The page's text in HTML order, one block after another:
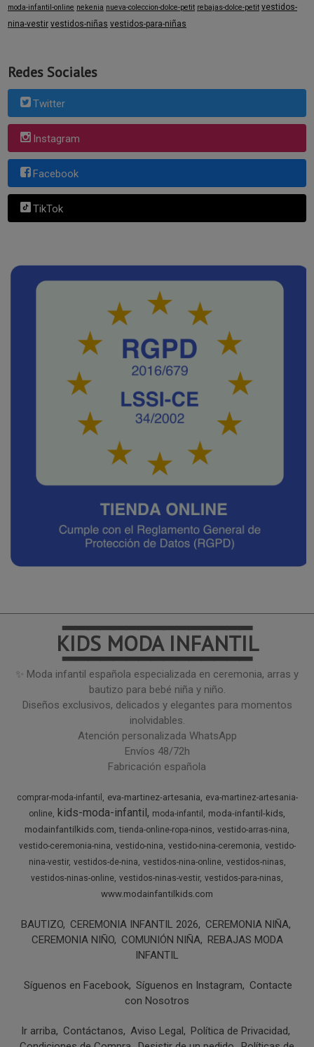
moda-infantil-online nekenia nueva-coleccion-dolce-petit rebajas-dolce-petit vestidos-
nina-vestir vestidos-niñas vestidos-para-niñas
Redes Sociales
Twitter
Instagram
Facebook
TikTok
━━━━━━━━━━━━━━━
KIDS MODA INFANTIL
━━━━━━━━━━━━━━━
✨ Moda infantil española especializada en ceremonia, arras y
bautizo para bebé niña y niño.
Diseños exclusivos, delicados y elegantes para momentos
inolvidables.
Atención personalizada WhatsApp
Envíos 48/72h
Fabricación española
comprar-moda-infantil eva-martinez-artesania
eva-martinez-artesania-
online kids-moda-infantil moda-infantil
moda-infantil-kids
modainfantilkids.com tienda-online-ropa-ninos vestido-arras-nina
vestido-ceremonia-nina vestido-nina vestido-nina-ceremonia vestido-
nina-vestir vestidos-de-nina vestidos-nina-online vestidos-ninas
vestidos-ninas-online vestidos-ninas-vestir vestidos-para-ninas
www.modainfantilkids.com
BAUTIZO CEREMONIA INFANTIL 2026
CEREMONIA NIÑA
CEREMONIA NIÑO COMUNIÓN NIÑA REBAJAS MODA
INFANTIL
Síguenos en Facebook Síguenos en Instagram
Contacte
con Nosotros
Ir arriba Contáctanos Aviso Legal
Política de Privacidad